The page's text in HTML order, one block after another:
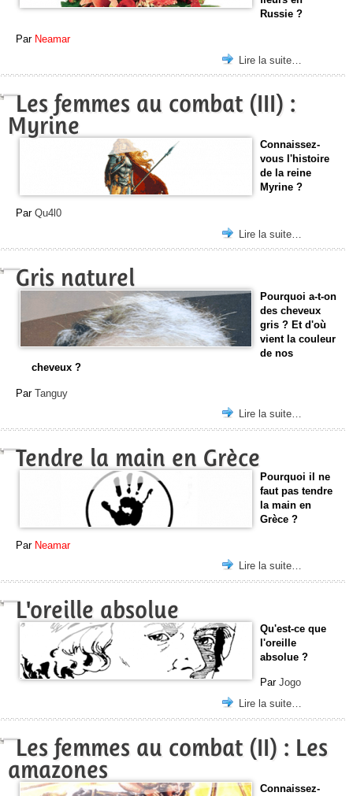
Russie ?
Par Neamar
Lire la suite…
Les femmes au combat (III) :
Myrine
Connaissez-
vous l'histoire
de la reine
Myrine ?
Par Qu4l0
Lire la suite…
Gris naturel
Pourquoi a-t-on
des cheveux
gris ? Et d'où
vient la couleur
de nos
cheveux ?
Par Tanguy
Lire la suite…
Tendre la main en Grèce
Pourquoi il ne
faut pas tendre
la main en
Grèce ?
Par Neamar
Lire la suite…
L'oreille absolue
Qu'est-ce que
l'oreille
absolue ?
Par Jogo
Lire la suite…
Les femmes au combat (II) : Les
amazones
Connaissez-